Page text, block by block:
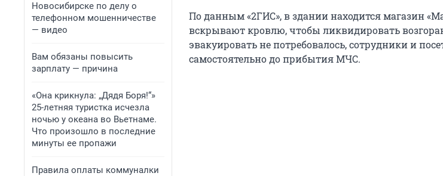
Новосибирске по делу о
телефонном мошенничестве
— видео
Вам обязаны повысить
зарплату — причина
«Она крикнула: „Дядя Боря!“»
25-летняя туристка исчезла
ночью у океана во Вьетнаме.
Что произошло в последние
минуты ее пропажи
Правила оплаты коммуналки
По данным «2ГИС», в здании находится магазин
вскрывают кровлю, чтобы ликвидировать
эвакуировать не потребовалось, сотрудники и
самостоятельно до прибытия МЧС.